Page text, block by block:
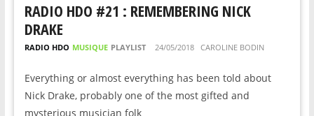
RADIO HDO #21 : REMEMBERING NICK
DRAKE
RADIO HDO MUSIQUE PLAYLIST 24/05/2018 CAROLINE BODIN
Everything or almost everything has been told about
Nick Drake, probably one of the most gifted and
mysterious musician folk